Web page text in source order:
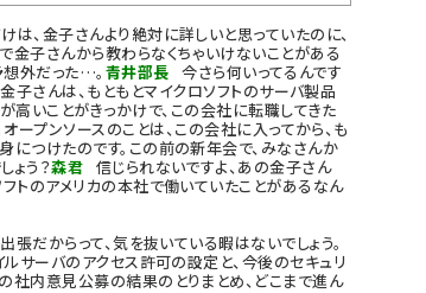
、金子さんより絶対に詳しいと思っていたのに、
金子さんから教わらなくちゃいけないことがある
想外だった…。 青井部長 今さら何いってるんです
金子さんは、もともとマイクロソフトのサーバ製品
高いことがきっかけで、この会社に転職してきた
オープンソースのことは、この会社に入ってから、も
につけたのです。この前の新年会で、みなさんか
ょう？森君 信じられないですよ、あの金子さん
フトのアメリカの本社で働いていたことがあるなん
張だからって、気を抜いている暇はないでしょう。
サーバのアクセス許可の設定と、今後のセキュリ
社内意見公募の結果のとりまとめ、どこまで進ん